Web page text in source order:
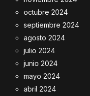
octubre 2024
septiembre 2024
agosto 2024
julio 2024
junio 2024
mayo 2024
abril 2024